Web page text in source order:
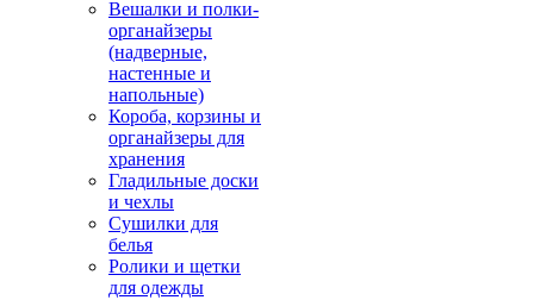
Вешалки и полки-
органайзеры
(надверные,
настенные и
напольные)
Короба, корзины и
органайзеры для
хранения
Гладильные доски
и чехлы
Сушилки для
белья
Ролики и щетки
для одежды